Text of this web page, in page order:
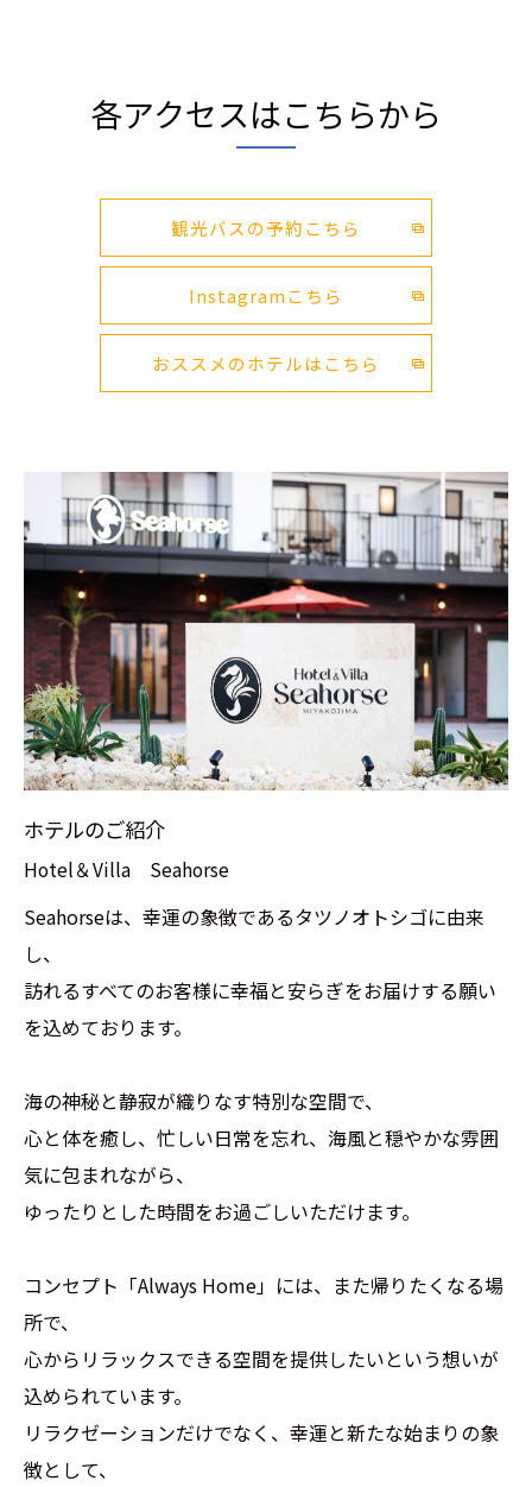
各アクセスはこちらから
観光バスの予約こちら
Instagramこちら
おススメのホテルはこちら
ホテルのご紹介
Hotel＆Villa Seahorse
Seahorseは、幸運の象徴であるタツノオトシゴに由来
し、
訪れるすべてのお客様に幸福と安らぎをお届けする願い
を込めております。
海の神秘と静寂が織りなす特別な空間で、
心と体を癒し、忙しい日常を忘れ、海風と穏やかな雰囲
気に包まれながら、
ゆったりとした時間をお過ごしいただけます。
コンセプト「Always Home」には、また帰りたくなる場
所で、
心からリラックスできる空間を提供したいという想いが
込められています。
リラクゼーションだけでなく、幸運と新たな始まりの象
徴として、